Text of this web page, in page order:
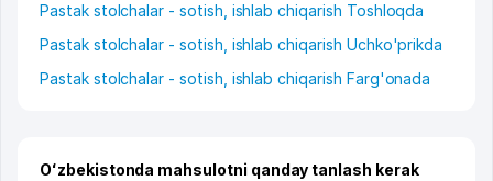
Pastak stolchalar - sotish, ishlab chiqarish Toshloqda
Pastak stolchalar - sotish, ishlab chiqarish Uchko'prikda
Pastak stolchalar - sotish, ishlab chiqarish Farg'onada
Oʻzbekistonda mahsulotni qanday tanlash kerak